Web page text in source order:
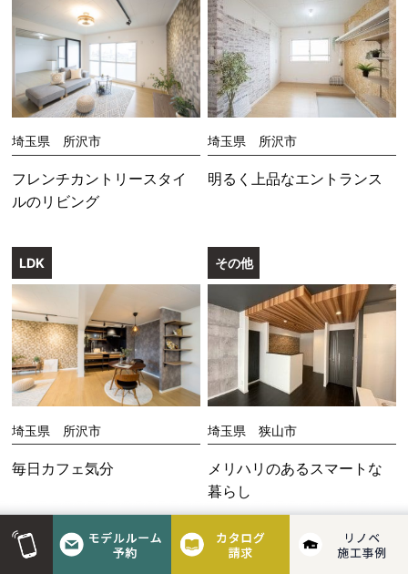
埼玉県 所沢市
フレンチカントリースタイ
ルのリビング
埼玉県 所沢市
明るく上品なエントランス
LDK
埼玉県 所沢市
毎日カフェ気分
その他
埼玉県 狭山市
メリハリのあるスマートな
暮らし
玄関 LDK